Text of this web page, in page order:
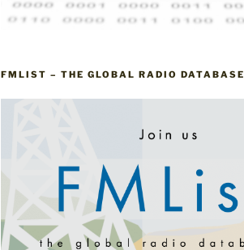
FMLIST – THE GLOBAL RADIO DATABASE